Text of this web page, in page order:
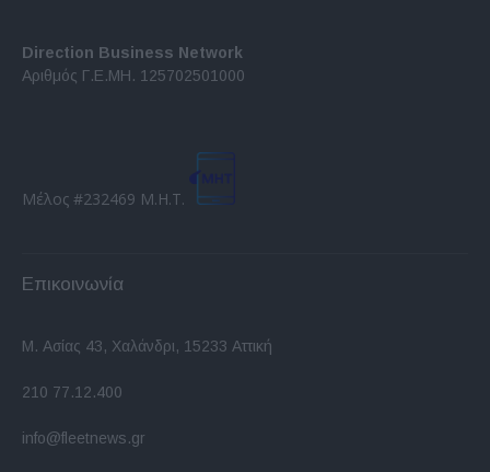
Direction Business Network
Αριθμός Γ.Ε.ΜΗ. 125702501000
Μέλος #232469 Μ.Η.Τ.
Επικοινωνία
Μ. Ασίας 43, Χαλάνδρι, 15233 Αττική
210 77.12.400
info@fleetnews.gr